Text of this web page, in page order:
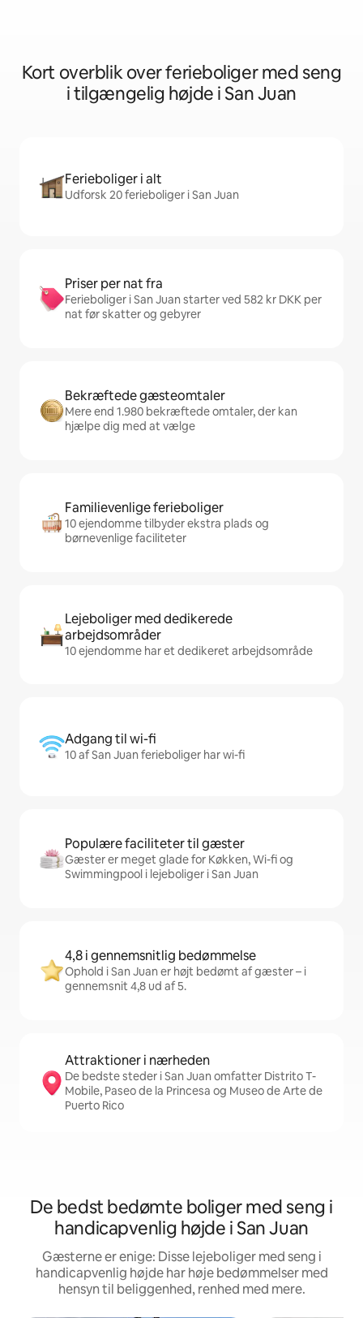
Kort overblik over ferieboliger med seng
i tilgængelig højde i San Juan
Ferieboliger i alt
Udforsk 20 ferieboliger i San Juan
Priser per nat fra
Ferieboliger i San Juan starter ved 582 kr DKK per
nat før skatter og gebyrer
Bekræftede gæsteomtaler
Mere end 1.980 bekræftede omtaler, der kan
hjælpe dig med at vælge
Familievenlige ferieboliger
10 ejendomme tilbyder ekstra plads og
børnevenlige faciliteter
Lejeboliger med dedikerede
arbejdsområder
10 ejendomme har et dedikeret arbejdsområde
Adgang til wi-fi
10 af San Juan ferieboliger har wi-fi
Populære faciliteter til gæster
Gæster er meget glade for Køkken, Wi-fi og
Swimmingpool i lejeboliger i San Juan
4,8 i gennemsnitlig bedømmelse
Ophold i San Juan er højt bedømt af gæster – i
gennemsnit 4,8 ud af 5.
Attraktioner i nærheden
De bedste steder i San Juan omfatter Distrito T-
Mobile, Paseo de la Princesa og Museo de Arte de
Puerto Rico
De bedst bedømte boliger med seng i
handicapvenlig højde i San Juan
Gæsterne er enige: Disse lejeboliger med seng i
handicapvenlig højde har høje bedømmelser med
hensyn til beliggenhed, renhed med mere.